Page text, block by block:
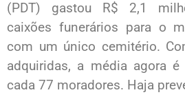
(PDT) gastou R$ 2,1
caixões funerários para o
com um único cemitério.
adquiridas, a média agora
cada 77 moradores. Haja